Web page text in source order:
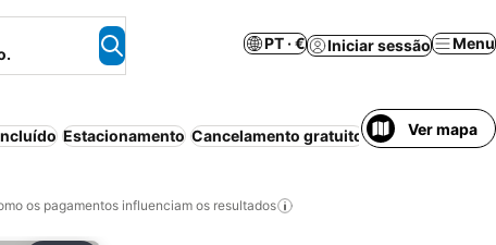
PT · € Iniciar sessão Menu
Estacionamento Cancelamento gratuito AnimaisVer mapa
os pagamentos influenciam os resultados